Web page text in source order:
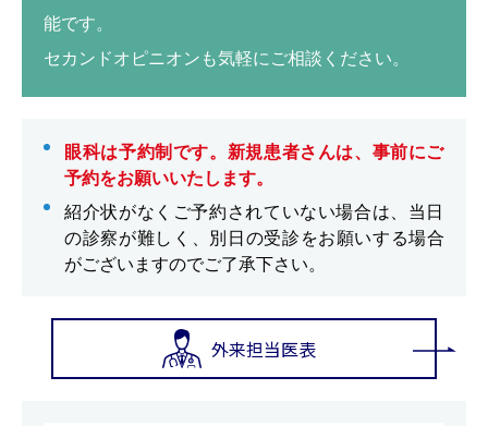
能です。
セカンドオピニオンも気軽にご相談ください。
眼科は予約制です。新規患者さんは、事前にご
予約をお願いいたします。
紹介状がなくご予約されていない場合は、当日
の診察が難しく、別日の受診をお願いする場合
がございますのでご了承下さい。
外来担当医表